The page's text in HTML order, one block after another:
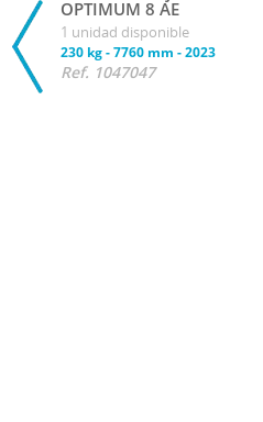
OPTIMUM 8 AE
1 unidad disponible
230 kg-7760 mm -2023
Ref. 1047047